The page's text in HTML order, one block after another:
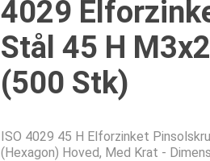
4029
Stål 45 H
(500 Stk)
ISO 4029 45 H Elforzinket
(Hexagon) Hoved, Med Krat -